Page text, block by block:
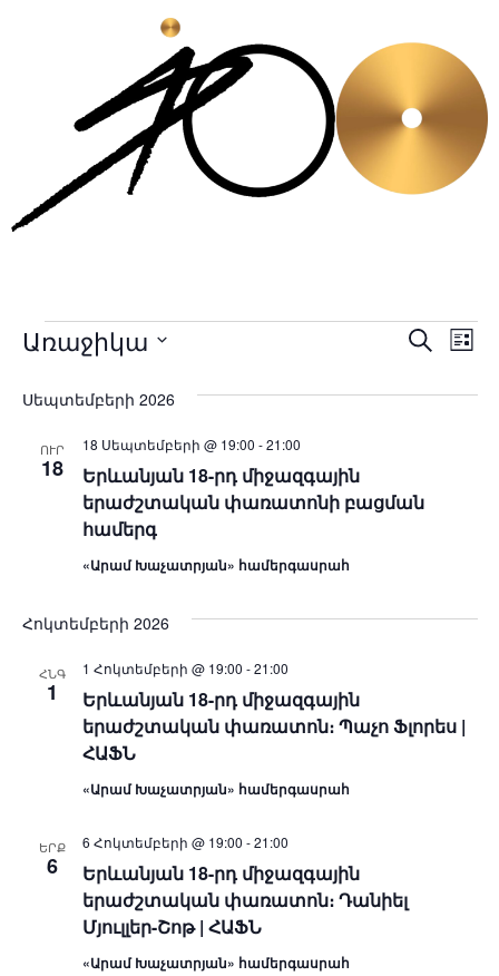
Search
Առաջիկա
Սեպտեմբերի 2026
ՈՒՐ
18
Երևանյան 18-րդ միջազգային
երաժշտական փառատոնի բացման
համերգ
18 Սեպտեմբերի @ 19:00 -21:00
«Արամ Խաչատրյան» համերգասրահ
Հոկտեմբերի 2026
ՀՆԳ
1
Երևանյան 18-րդ միջազգային
երաժշտական փառատոն։ Պաչո Ֆլորես |
ՀԱՖՆ
1 Հոկտեմբերի @ 19:00 -21:00
«Արամ Խաչատրյան» համերգասրահ
ԵՐՔ
6
Երևանյան 18-րդ միջազգային
երաժշտական փառատոն։ Դանիել
Մյուլլեր-Շոթ | ՀԱՖՆ
6 Հոկտեմբերի @ 19:00 -21:00
«Արամ Խաչատրյան» համերգասրահ